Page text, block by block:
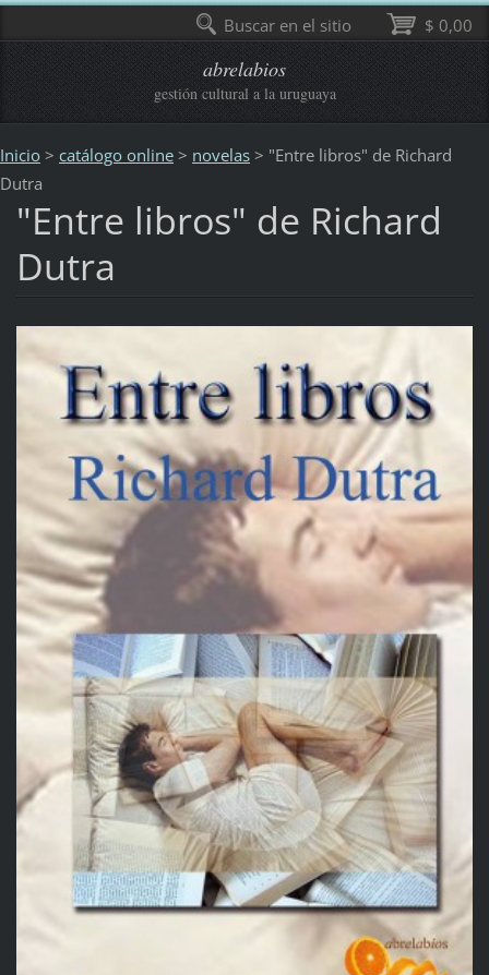
abrelabios
gestión cultural a la uruguaya
Inicio > catálogo online > novelas > "Entre libros" de Richard
Dutra
"Entre libros" de Richard
Dutra
$ 0,00
Buscar en el sitio